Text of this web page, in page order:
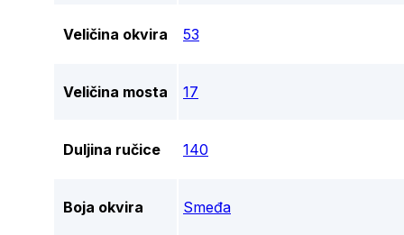
Veličina okvira 53
Veličina mosta 17
Duljina ručice 140
Boja okvira Smeđa